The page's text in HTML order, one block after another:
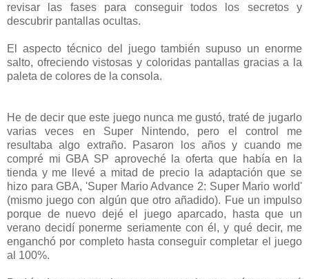
revisar las fases para conseguir todos los secretos y
descubrir pantallas ocultas.
El aspecto técnico del juego también supuso un enorme
salto, ofreciendo vistosas y coloridas pantallas gracias a la
paleta de colores de la consola.
He de decir que este juego nunca me gustó, traté de jugarlo
varias veces en Super Nintendo, pero el control me
resultaba algo extraño. Pasaron los años y cuando me
compré mi GBA SP aproveché la oferta que había en la
tienda y me llevé a mitad de precio la adaptación que se
hizo para GBA, 'Super Mario Advance 2: Super Mario world'
(mismo juego con algún que otro añadido). Fue un impulso
porque de nuevo dejé el juego aparcado, hasta que un
verano decidí ponerme seriamente con él, y qué decir, me
enganchó por completo hasta conseguir completar el juego
al 100%.